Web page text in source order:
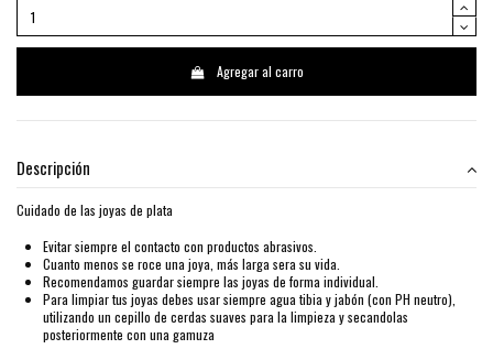
Agregar al carro
Descripción
Cuidado de las joyas de plata
Evitar siempre el contacto con productos abrasivos.
Cuanto menos se roce una joya, más larga sera su vida.
Recomendamos guardar siempre las joyas de forma individual.
Para limpiar tus joyas debes usar siempre agua tibia y jabón (con PH neutro),
utilizando un cepillo de cerdas suaves para la limpieza y secandolas
posteriormente con una gamuza